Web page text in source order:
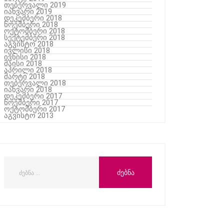
თებერვალი 2019
იანვარი 2019
დეკემბერი 2018
ნოემბერი 2018
ოქტომბერი 2018
სექტემბერი 2018
აგვისტო 2018
ივლისი 2018
ივნისი 2018
მაისი 2018
აპრილი 2018
მარტი 2018
თებერვალი 2018
იანვარი 2018
დეკემბერი 2017
ნოემბერი 2017
ოქტომბერი 2017
აგვისტო 2013